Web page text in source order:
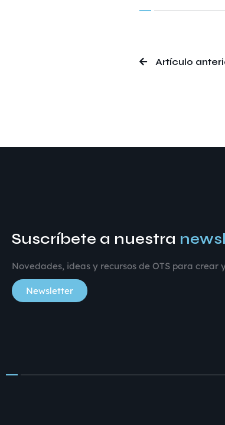
Artículo
Suscríbete a nuestra
Novedades, ideas y recursos de OTS para
Newsletter